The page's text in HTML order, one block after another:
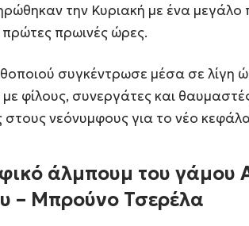
την Κυριακή με ένα
πρώτες πρωινές ώρες.
συγκέντρωσε μέσα σε λίγη
φίλους, συνεργάτες και
στους νεόνυμφους για το νέο
άλμπουμ του γάμου
– Μπρούνο Τσερέλα